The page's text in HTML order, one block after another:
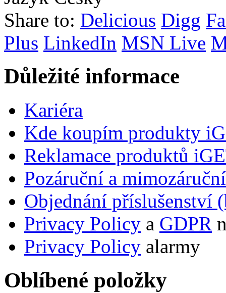
Share to: Delicious Digg
Plus LinkedIn MSN Live
Důležité informace
Kariéra
Kde koupím produkty
Reklamace produktů
Pozáruční a
Objednání příslušenství
Privacy Policy a GDPR
Privacy Policy alarmy
Oblíbené položky